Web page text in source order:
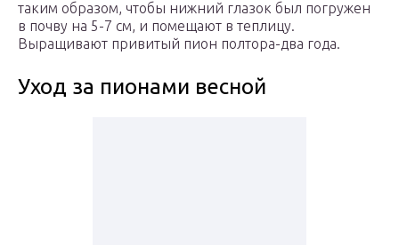
таким образом, чтобы нижний глазок был погружен
в почву на 5-7 см, и помещают в теплицу.
Выращивают привитый пион полтора-два года.
Уход за пионами весной